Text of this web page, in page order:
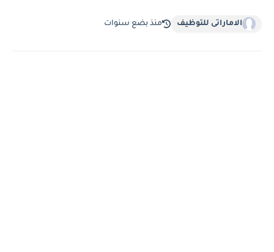
الاماراتى للتوظيف منذ بضع سنوات